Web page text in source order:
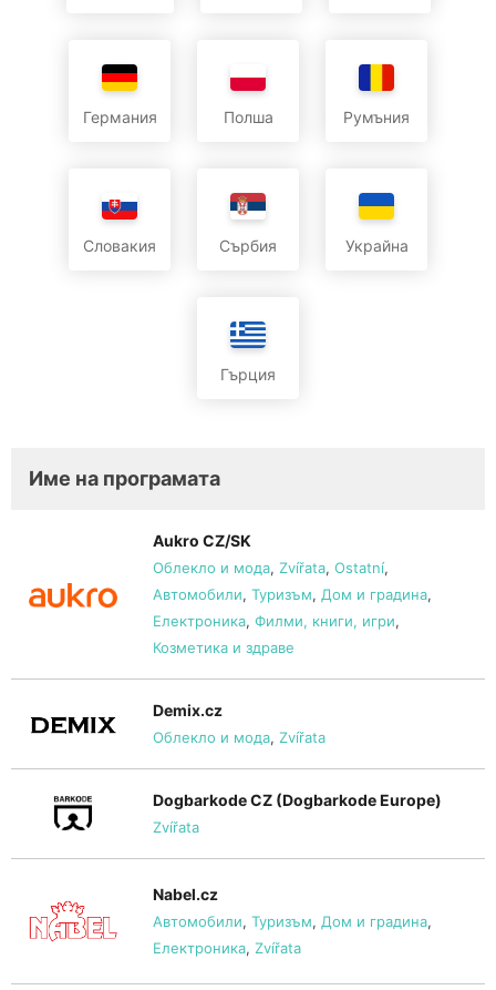
Германия Полша Румъния
Словакия Сърбия Украйна
Гърция
Име на програмата
Aukro CZ/SK
Облекло и мода, Zvířata, Ostatní,
Автомобили, Туризъм, Дом и градина,
Електроника, Филми, книги, игри,
Козметика и здраве
Demix.cz
Облекло и мода, Zvířata
Dogbarkode CZ (Dogbarkode Europe)
Zvířata
Nabel.cz
Автомобили, Туризъм, Дом и градина,
Електроника, Zvířata